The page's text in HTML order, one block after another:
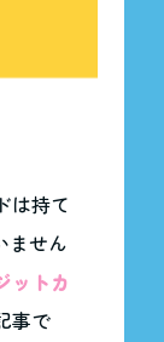
は持て
ません
ットカ
事で